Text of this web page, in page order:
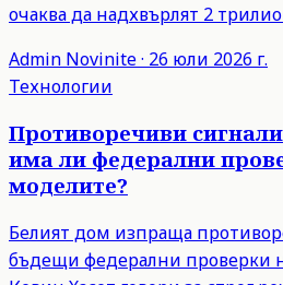
очаква да надхвърлят 2
Admin Novinite· 26 юли 2026 г.
Технологии
Противоречиви
има ли федерални
моделите?
Белият дом изпраща
бъдещи федерални проверки